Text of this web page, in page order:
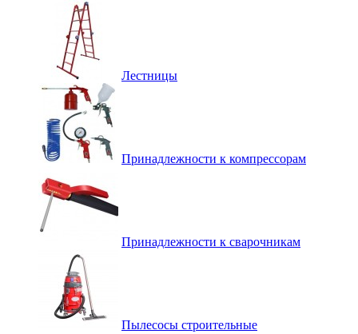
Лестницы
Принадлежности к компрессорам
Принадлежности к сварочникам
Пылесосы строительные